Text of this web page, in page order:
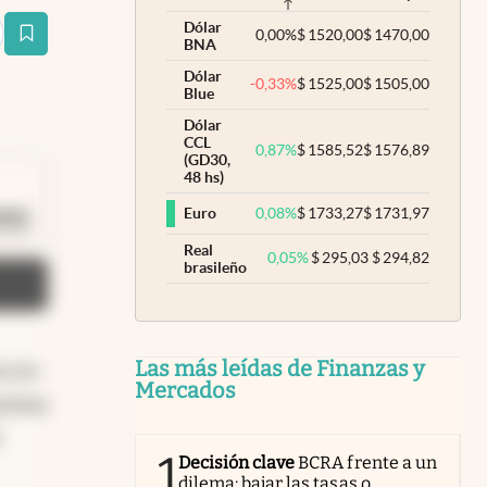
Duración: 40 segundos
Dólar
BNA
0,00%$1520,00$1470,00
Dólar
Blue
-0,33%$1525,00$1505,00
Dólar
CCL
(GD30,
48 hs)
0,87%$1585,52$1576,89
Euro 0,08%$1733,27$1731,97
Real
brasileño
0,05% $295,03 $294,82
Las más leídas de Finanzas y
Mercados
Decisión claveBCRA frente a un
dilema: bajar las tasas o